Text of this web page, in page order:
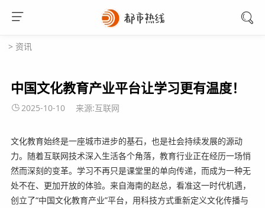
> 资讯
中国文化教育产业平台让学习更有温度！
2025-10-10 来源:互联网
文化教育始终是一座城市进步的基石，也是社会持续发展的源动
力。随着互联网技术深入生活各个角落，教育行业正在经历一场悄
然而深刻的变革。学习不再只是课堂里的单向传递，而成为一种无
处不在、更加开放的体验。来自海南的赵总，看准这一时代机遇，
创立了“中国文化教育产业”平台，用科技方式重新定义文化传播与